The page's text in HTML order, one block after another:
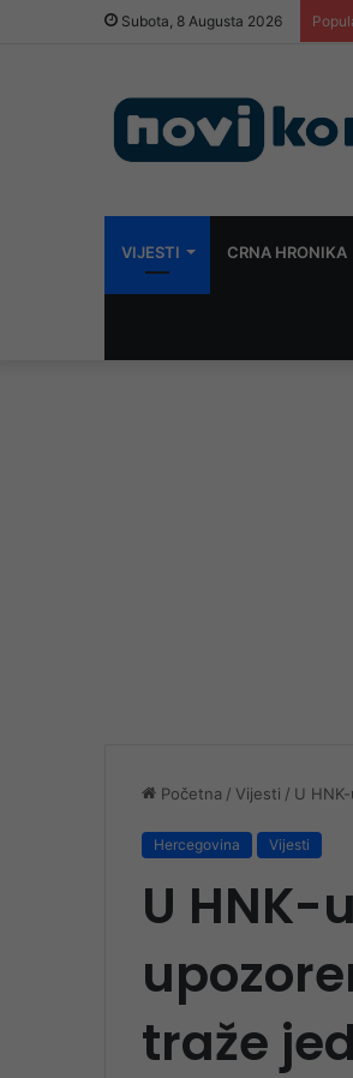
Subota, 8 Augusta 2026
VIJESTI CRNA HRONIKA
Početna / Vijesti / U
Hercegovina Vijesti
U
traže